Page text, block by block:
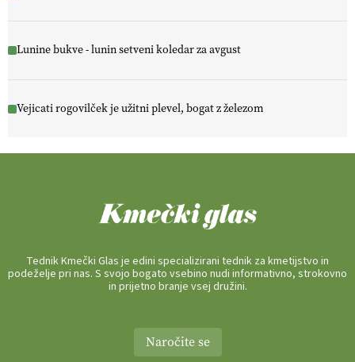
Lunine bukve - lunin setveni koledar za avgust
Vejicati rogovilček je užitni plevel, bogat z železom
Tednik Kmečki Glas je edini specializirani tednik za kmetijstvo in
podeželje pri nas. S svojo bogato vsebino nudi informativno, strokovno
in prijetno branje vsej družini.
Naročite se